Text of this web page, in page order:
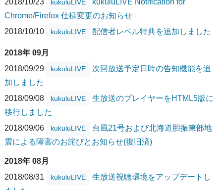
kukuluLIVE
Chrome/Firefox 仕様変更のお知らせ
2018/10/10
kukuluLIVE 配信者レベル特典を追加しました
2018年 09月
2018/09/29
kukuluLIVE
次回放送予定日時の告知機能を追
加しました
2018/09/08
kukuluLIVE
生放送のプレイヤーをHTML5版に
移行しました
2018/09/06
kukuluLIVE
台風21号および北海道胆振東部地
震による障害のお詫びとお知らせ(復旧済)
2018年 08月
2018/08/31
kukuluLIVE
生放送視聴環境をアップデートし